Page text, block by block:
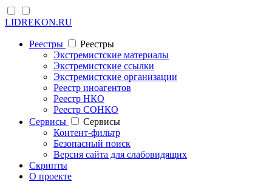
LIDREKON.RU
Реестры
Реестры
Экстремистские материалы
Экстремистские ссылки
Экстремистские организации
Реестр иноагентов
Реестр НКО
Реестр СОНКО
Cервисы
Cервисы
Контент-фильтр
Безопасный поиск
Версия сайта для слабовидящих
Скрипты
О проекте